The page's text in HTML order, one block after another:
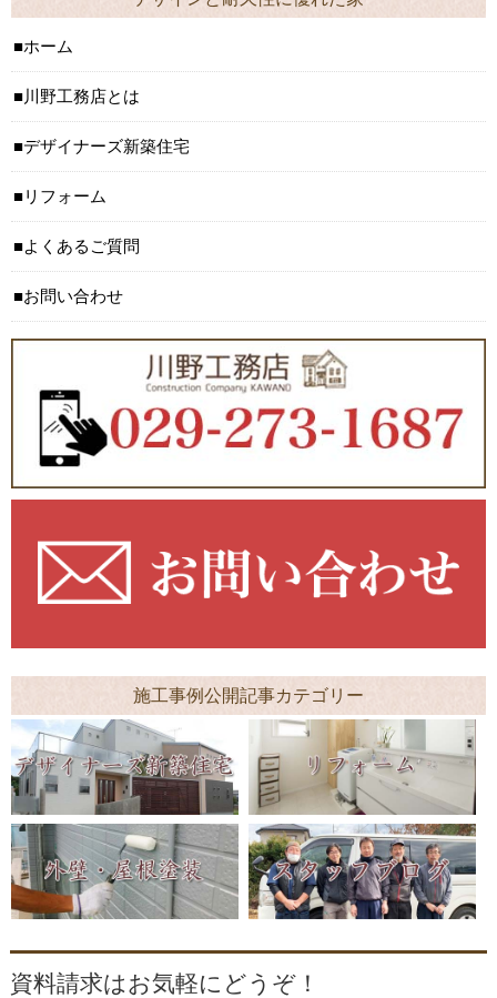
ホーム
川野工務店とは
デザイナーズ新築住宅
リフォーム
よくあるご質問
お問い合わせ
施工事例公開記事カテゴリー
資料請求はお気軽にどうぞ！